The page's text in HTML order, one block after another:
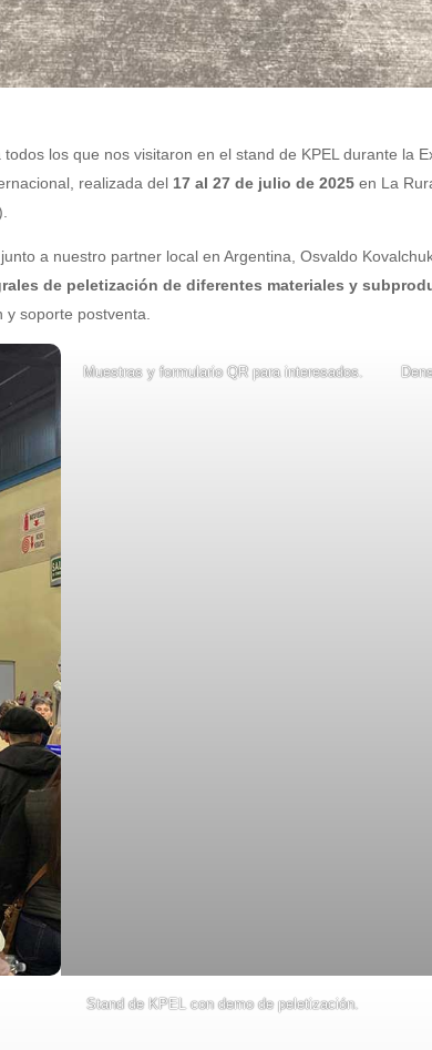
los que nos visitaron en el stand de KPEL durante la
realizada del 17 al 27 de julio de 2025 en La
a nuestro partner local en Argentina, Osvaldo
de peletización de diferentes materiales y
soporte postventa.
Muestras y formulario QR para interesados.
Stand de KPEL con demo de peletización.